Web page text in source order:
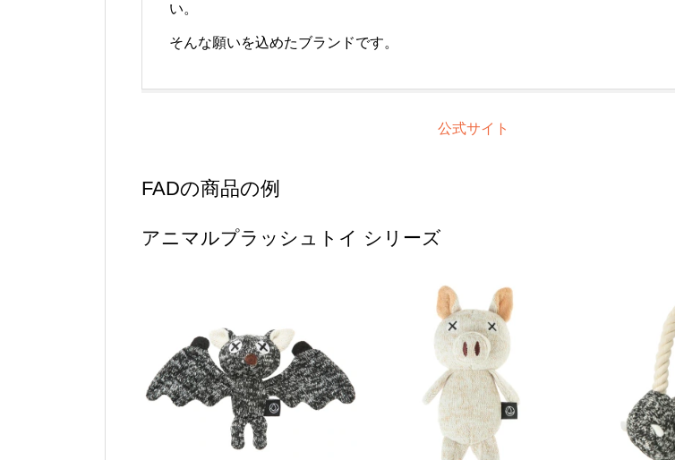
い。
そんな願いを込めたブランドです。
公式サイト
FADの商品の例
アニマルプラッシュトイ シリーズ